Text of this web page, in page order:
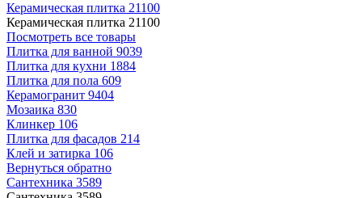
Керамическая плитка 21100
Керамическая плитка 21100
Посмотреть все товары
Плитка для ванной 9039
Плитка для кухни 1884
Плитка для пола 609
Керамогранит 9404
Мозаика 830
Клинкер 106
Плитка для фасадов 214
Клей и затирка 106
Вернуться обратно
Сантехника 3589